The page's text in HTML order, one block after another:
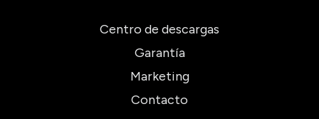
Centro de descargas
Garantía
Marketing
Contacto